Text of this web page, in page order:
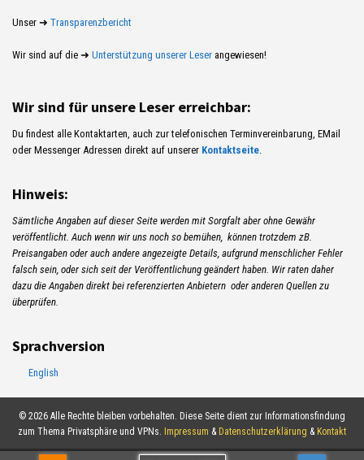
Unser ➜ Transparenzbericht
Wir sind auf die ➜ Unterstützung unserer Leser angewiesen!
Wir sind für unsere Leser erreichbar:
Du findest alle Kontaktarten, auch zur telefonischen Terminvereinbarung, EMail
oder Messenger Adressen direkt auf unserer Kontaktseite
Hinweis:
Sämtliche Angaben auf dieser Seite werden mit Sorgfalt aber ohne Gewähr
veröffentlicht. Auch wenn wir uns noch so bemühen, können trotzdem zB.
Preisangaben oder auch andere angezeigte Details, aufgrund menschlicher Fehler
falsch sein, oder sich seit der Veröffentlichung geändert haben. Wir raten daher
dazu die Angaben direkt bei referenzierten Anbietern oder anderen Quellen zu
überprüfen.
Sprachversion
English
© 2026 Alle Rechte bleiben vorbehalten. Diese Seite dient zur Informationsfindung
zum Thema Privatsphäre und VPNs. Impressum & Datenschutzerklärung & Kontakt